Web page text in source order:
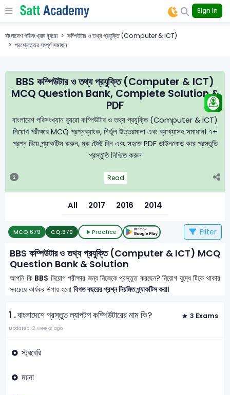
Sign In
বাংলাদেশ পরিসংখ্যান ব্যুরো
কম্পিউটার ও তথ্য প্রযুক্তি (Computer & ICT)
প্রশ্নোত্তর সম্পূর্ণ সমাধান
BBS কম্পিউটার ও তথ্য প্রযুক্তি (Computer & ICT)
MCQ Question Bank, Complete Solution &
PDF
বাংলাদেশ পরিসংখ্যান ব্যুরো কম্পিউটার ও তথ্য প্রযুক্তি (Computer & ICT)
নিয়োগ পরীক্ষার MCQ প্রশ্নব্যাংক, নির্ভুল উত্তরমালা এবং ব্যাখ্যাসহ সমাধান। ৭+
প্রশ্ন দিয়ে প্র্যাকটিস করুন, মক টেস্ট দিন এবং সহজে PDF ডাউনলোড করে প্রস্তুতি
প্রস্তুতি নিশ্চিত করুন
Read
All 2017 2016 2014
MCQ:679 CQ:370 Practice Filter
BBS কম্পিউটার ও তথ্য প্রযুক্তি (Computer & ICT) MCQ
Question Bank & Solution
আপনি কি BBS নিয়োগ পরীক্ষার জন্য নিজেকে প্রস্তুত করছেন? নিয়োগ যুদ্ধে টিকে থাকার
সবচেয়ে কার্যকর উপায় হলোবিগত বছরের প্রশ্ন নিয়মিত প্র্যাকটিস করা।
1 .বাংলাদেশে প্রস্তুত ল্যাপটপ কম্পিউটারের নাম কি? 3 Exams
Updated: 2 weeks ago
স্ট্রবেরি
ময়না